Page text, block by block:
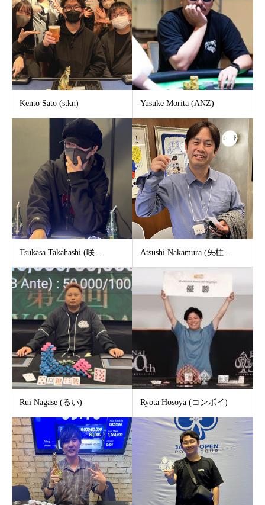
Kento Sato (stkn) Yusuke Morita (ANZ)
Tsukasa Takahashi (咲... Atsushi Nakamura (矢柱...
Rui Nagase (るい) Ryota Hosoya (コンボイ)